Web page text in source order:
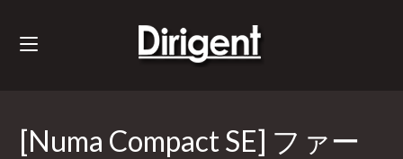
[Numa Compact SE] ファー